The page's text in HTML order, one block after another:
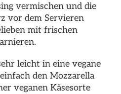
vermischen und die
vor dem Servieren
mit frischen
leicht in eine vegane
den Mozzarella
veganen Käsesorte